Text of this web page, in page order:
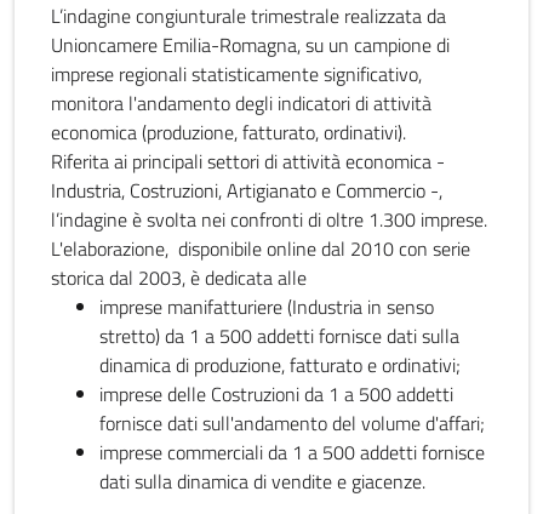
L’indagine congiunturale trimestrale realizzata da
Unioncamere Emilia-Romagna, su un campione di
imprese regionali statisticamente significativo,
monitora l'andamento degli indicatori di attività
economica (produzione, fatturato, ordinativi).
Riferita ai principali settori di attività economica -
Industria, Costruzioni, Artigianato e Commercio -,
l’indagine è svolta nei confronti di oltre 1.300 imprese.
L'elaborazione, disponibile online dal 2010 con serie
storica dal 2003, è dedicata alle
imprese manifatturiere (Industria in senso
stretto) da 1 a 500 addetti fornisce dati sulla
dinamica di produzione, fatturato e ordinativi;
imprese delle Costruzioni da 1 a 500 addetti
fornisce dati sull'andamento del volume d'affari;
imprese commerciali da 1 a 500 addetti fornisce
dati sulla dinamica di vendite e giacenze.